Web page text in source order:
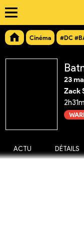
Cinéma #DC
23
Zack
ACTU DÉTAILS